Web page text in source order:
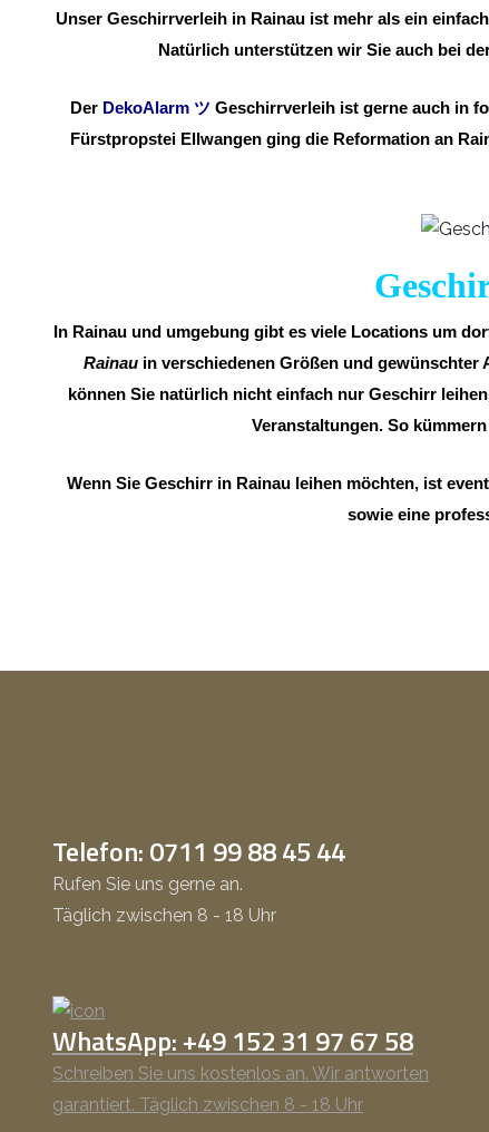
Unser Geschirrverleih in Rainau ist mehr als ein
Natürlich unterstützen wir Sie auch bei
Der DekoAlarm ツ Geschirrverleih ist gerne auch in
Fürstpropstei Ellwangen ging die Reformation an
In Rainau und umgebung gibt es viele Locations um
Rainauin verschiedenen Größen und gewünschter
können Sie natürlich nicht einfach nur Geschirr
Veranstaltungen. So
Wenn Sie Geschirr in Rainau leihen möchten, ist
sowie eine
Telefon: 0711 99 88 45 44
Rufen Sie uns gerne an.
Täglich zwischen 8 - 18 Uhr
WhatsApp: +49 152 31 97 67 58
Schreiben Sie uns kostenlos an. Wir antworten
garantiert. Täglich zwischen 8 - 18 Uhr